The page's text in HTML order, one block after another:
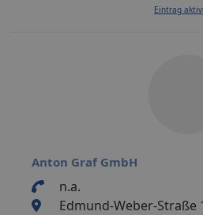
Eintrag
Anton Graf GmbH
n.a.
Edmund-Weber-Straße